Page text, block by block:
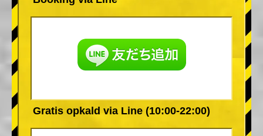
Gratis opkald via Line (10:00-22:00)